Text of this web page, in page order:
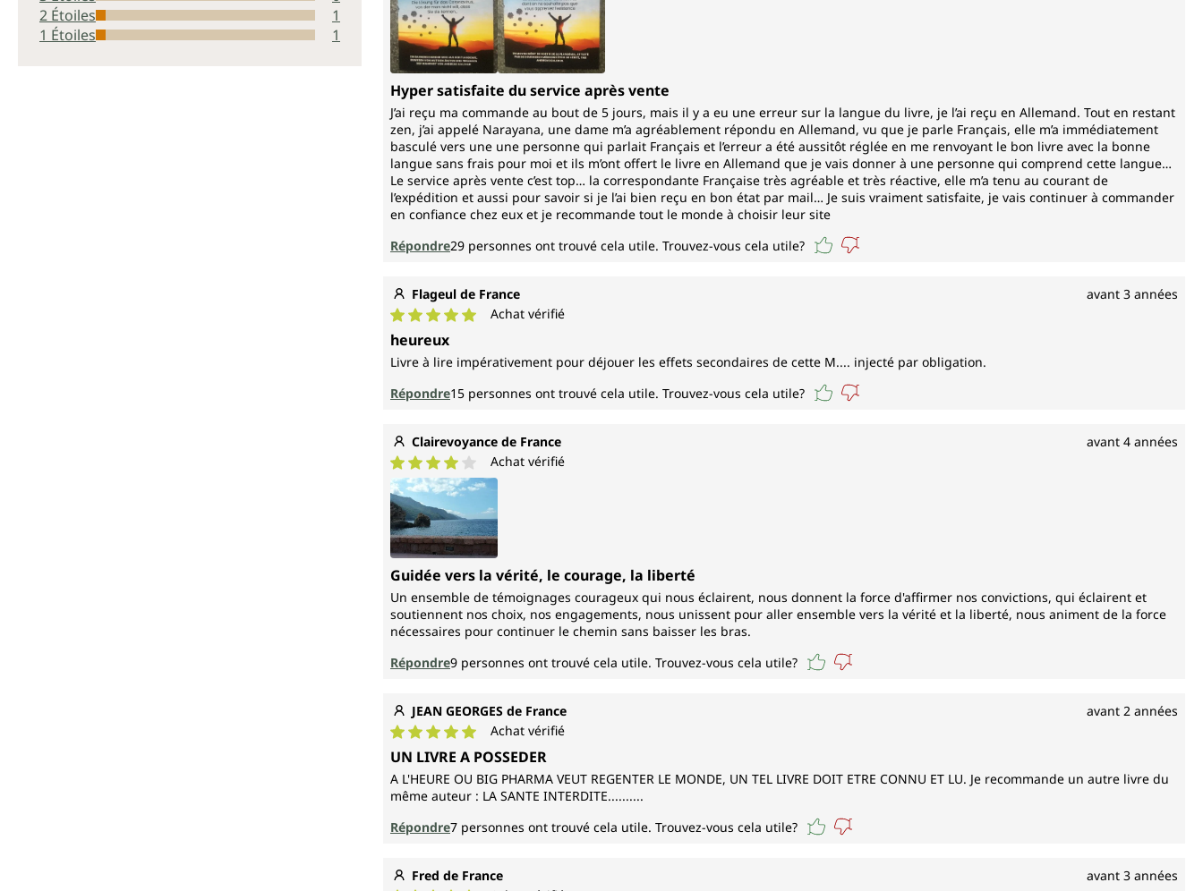
2 Étoiles
1
1 Étoiles
1
Hyper satisfaite du service après vente
J’ai reçu ma commande au bout de 5 jours, mais il y a eu une erreur sur la langue du livre, je l’ai reçu en Allemand. Tout en restant
zen, j’ai appelé Narayana, une dame m’a agréablement répondu en Allemand, vu que je parle Français, elle m’a immédiatement
basculé vers une une personne qui parlait Français et l’erreur a été aussitôt réglée en me renvoyant le bon livre avec la bonne
langue sans frais pour moi et ils m’ont offert le livre en Allemand que je vais donner à une personne qui comprend cette langue…
Le service après vente c’est top… la correspondante Française très agréable et très réactive, elle m’a tenu au courant de
l’expédition et aussi pour savoir si je l’ai bien reçu en bon état par mail… Je suis vraiment satisfaite, je vais continuer à commander
en confiance chez eux et je recommande tout le monde à choisir leur site
Répondre29 personnes ont trouvé cela utile. Trouvez-vous cela utile?
Flageul de France avant 3 années
Note moyenne de 5 sur 5 étoiles
Achat vérifié
heureux
Livre à lire impérativement pour déjouer les effets secondaires de cette M.... injecté par obligation.
Répondre15 personnes ont trouvé cela utile. Trouvez-vous cela utile?
Clairevoyance de France avant 4 années
Note moyenne de 4 sur 5 étoiles
Achat vérifié
Guidée vers la vérité, le courage, la liberté
Un ensemble de témoignages courageux qui nous éclairent, nous donnent la force d'affirmer nos convictions, qui éclairent et
soutiennent nos choix, nos engagements, nous unissent pour aller ensemble vers la vérité et la liberté, nous animent de la force
nécessaires pour continuer le chemin sans baisser les bras.
Répondre9 personnes ont trouvé cela utile. Trouvez-vous cela utile?
JEAN GEORGES de France avant 2 années
Note moyenne de 5 sur 5 étoiles
Achat vérifié
UN LIVRE A POSSEDER
A L'HEURE OU BIG PHARMA VEUT REGENTER LE MONDE, UN TEL LIVRE DOIT ETRE CONNU ET LU. Je recommande un autre livre du
même auteur : LA SANTE INTERDITE..........
Répondre7 personnes ont trouvé cela utile. Trouvez-vous cela utile?
Fred de France avant 3 années